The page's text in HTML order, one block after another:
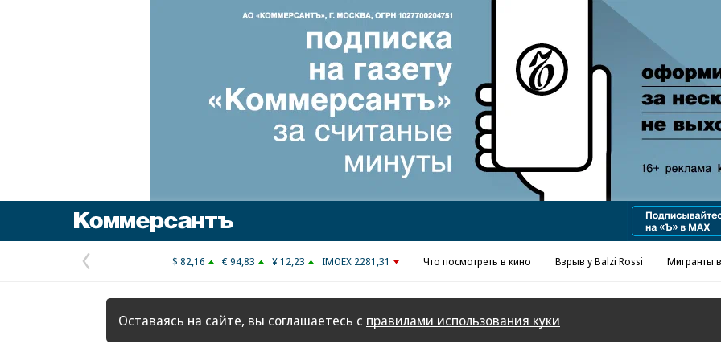
Реклама в «Ъ» www.kommersant.ru/ad
Предыдущая
страница
$ 82,16 € 94,83 ¥ 12,23 IMOEX 2281,31 Что посмотреть в кино Взрыв у Balzi Rossi Мигранты
Оставаясь на сайте, вы соглашаетесь с правилами использования куки